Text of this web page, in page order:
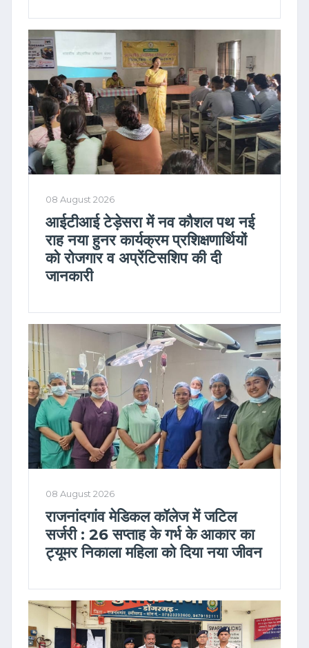
08 August 2026
आईटीआई टेड़ेसरा में नव कौशल पथ नई
राह नया हुनर कार्यक्रम प्रशिक्षणार्थियों
को रोजगार व अप्रेंटिसशिप की दी
जानकारी
08 August 2026
राजनांदगांव मेडिकल कॉलेज में जटिल
सर्जरी : 26 सप्ताह के गर्भ के आकार का
ट्यूमर निकाला महिला को दिया नया जीवन